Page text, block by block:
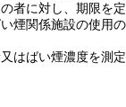
者に対し、期限を
関係施設の使用
はばい煙濃度を測